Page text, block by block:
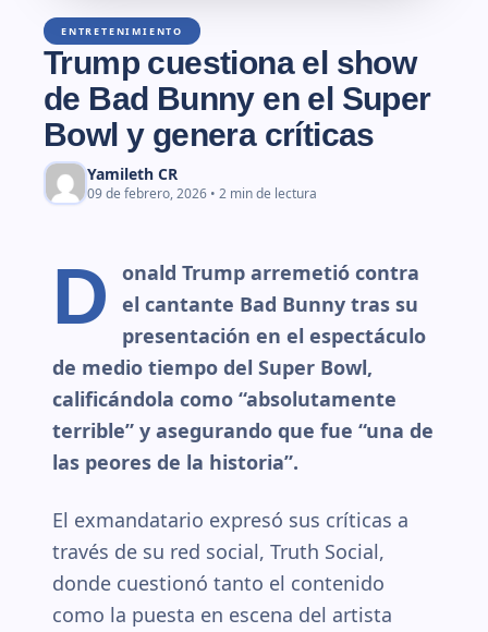
ENTRETENIMIENTO
Trump cuestiona el show
de Bad Bunny en el Super
Bowl y genera críticas
Yamileth CR
09 de febrero, 2026 • 2 min de lectura
D
onald Trump arremetió contra
el cantante Bad Bunny tras su
presentación en el espectáculo
de medio tiempo del Super Bowl,
calificándola como “absolutamente
terrible” y asegurando que fue “una de
las peores de la historia”.
El exmandatario expresó sus críticas a
través de su red social, Truth Social,
donde cuestionó tanto el contenido
como la puesta en escena del artista